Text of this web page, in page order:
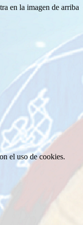
en la imagen de arriba
el uso de cookies.